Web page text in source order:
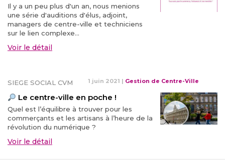
Il y a un peu plus d'un an, nous menions
une série d'auditions d'élus, adjoint,
managers de centre-ville et techniciens
sur le lien complexe...
Voir le détail
SIEGE SOCIAL CVM 1 juin 2021 | Gestion de Centre-Ville
Le centre-ville en poche !
Quel est l’équilibre à trouver pour les
commerçants et les artisans à l’heure de la
révolution du numérique ?
Voir le détail